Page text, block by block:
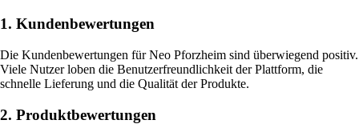
1. Kundenbewertungen
Die Kundenbewertungen für Neo Pforzheim sind überwiegend positiv.
Viele Nutzer loben die Benutzerfreundlichkeit der Plattform, die
schnelle Lieferung und die Qualität der Produkte.
2. Produktbewertungen